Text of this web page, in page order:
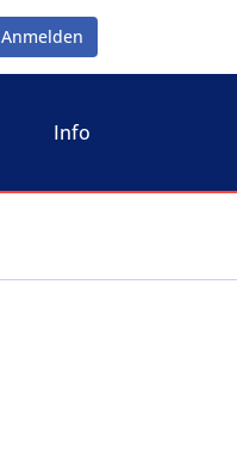
Anmelden
Info